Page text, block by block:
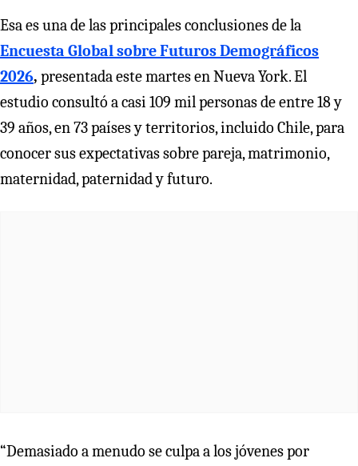
Esa es una de las principales conclusiones de la
Encuesta Global sobre Futuros Demográficos
2026, presentada este martes en Nueva York. El
estudio consultó a casi 109 mil personas de entre 18 y
39 años, en 73 países y territorios, incluido Chile, para
conocer sus expectativas sobre pareja, matrimonio,
maternidad, paternidad y futuro.
“Demasiado a menudo se culpa a los jóvenes por